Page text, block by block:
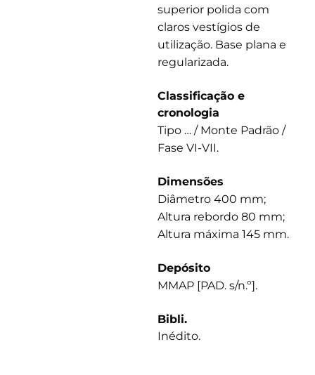
superior polida com
claros vestígios de
utilização. Base plana e
regularizada.
Classificação e
cronologia
Tipo … / Monte Padrão /
Fase VI-VII.
Dimensões
Diâmetro 400 mm;
Altura rebordo 80 mm;
Altura máxima 145 mm.
Depósito
MMAP [PAD. s/n.º].
Bibli.
Inédito.